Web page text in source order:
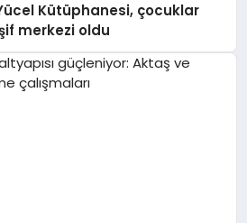
Kütüphanesi, çocuklar
merkezi oldu